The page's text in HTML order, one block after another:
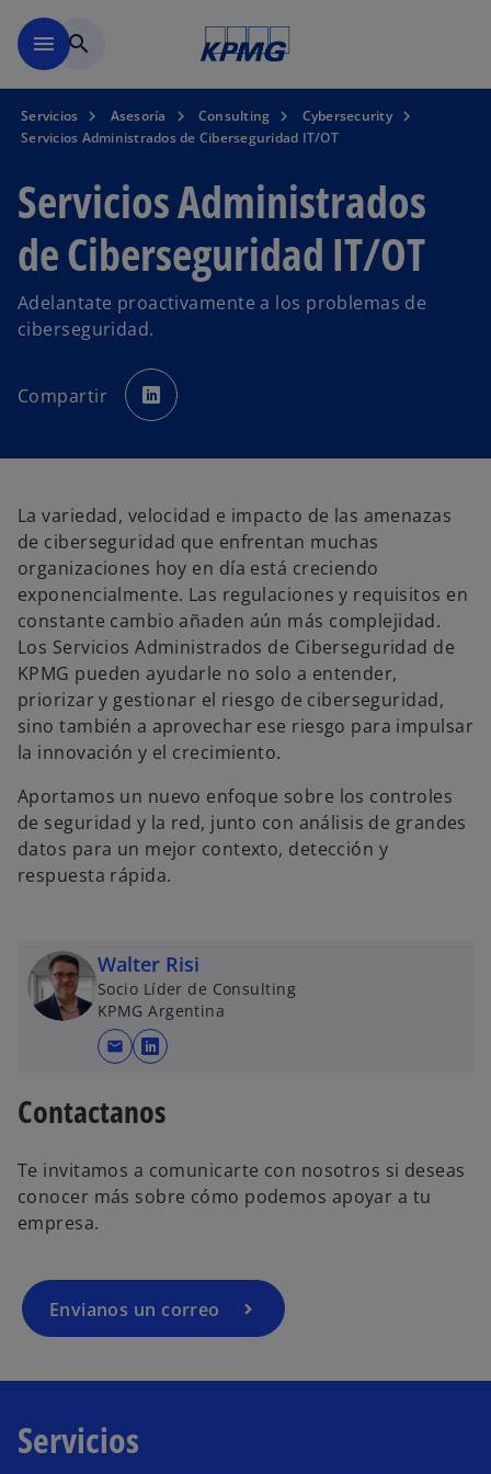
menu search
Servicios Asesoría Consulting
Cybersecurity
Servicios Administrados de Ciberseguridad IT/OT
Servicios Administrados
de Ciberseguridad IT/OT
Adelantate proactivamente a los problemas de
ciberseguridad.
Compartir e
a
a
p
s
a
ñ
a
u
e
v
La variedad, velocidad e impacto de las amenazas
de ciberseguridad que enfrentan muchas
organizaciones hoy en día está creciendo
exponencialmente. Las regulaciones y requisitos en
constante cambio añaden aún más complejidad.
Los Servicios Administrados de Ciberseguridad de
KPMG pueden ayudarle no solo a entender,
priorizar y gestionar el riesgo de ciberseguridad,
sino también a aprovechar ese riesgo para impulsar
la innovación y el crecimiento.
Aportamos un nuevo enfoque sobre los controles
de seguridad y la red, junto con análisis de grandes
datos para un mejor contexto, detección y
respuesta rápida.​​​​​​​
Walter Risi
Socio Líder de Consulting
KPMG Argentina
mail
s
a
r
e
a
Contactanos
Te invitamos a comunicarte con nosotros si deseas
conocer más sobre cómo podemos apoyar a tu
empresa.
Envianos un correo
Servicios